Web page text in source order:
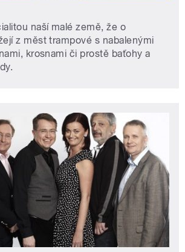
naší malé země, že o
z měst trampové s nabalenými
krosnami či prostě baťohy a